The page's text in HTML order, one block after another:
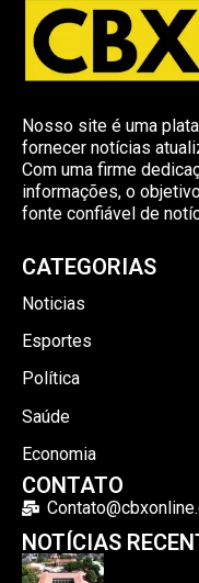
Nosso site é uma
fornecer notícias
Com uma firme
informações, o
fonte confiável de
CATEGORIAS
Noticias
Esportes
Política
Saúde
Economia
CONTATO
NOTÍCIAS